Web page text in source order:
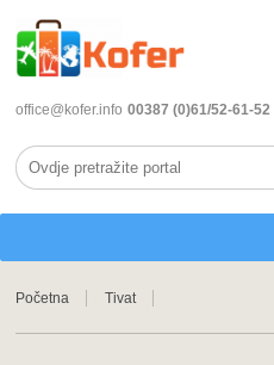
office@kofer.info 00387 (0)61/52-61-52
Početna Tivat